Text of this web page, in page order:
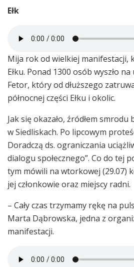
Ełk
Mija rok od wielkiej manifestacji,
Ełku. Ponad 1300 osób wyszło
Fetor, który od dłuższego
północnej części Ełku i okolic.
Jak się okazało, źródłem smrodu
w Siedliskach. Po lipcowym
Doradczą ds. ograniczania
dialogu społecznego”. Co do tej
tym mówili na wtorkowej (29.07)
jej członkowie oraz miejscy radni.
– Cały czas trzymamy rękę na
Marta Dąbrowska, jedna z
manifestacji.